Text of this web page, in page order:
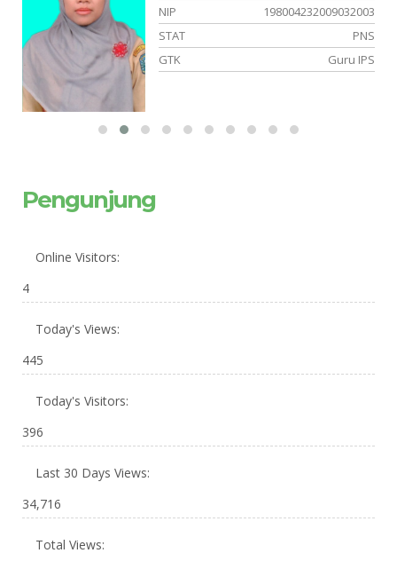
NIP
198004232009032003
STAT
PNS
GTK
Guru IPS
Pengunjung
Online Visitors:
4
Today's Views:
445
Today's Visitors:
396
Last 30 Days Views:
34,716
Total Views: